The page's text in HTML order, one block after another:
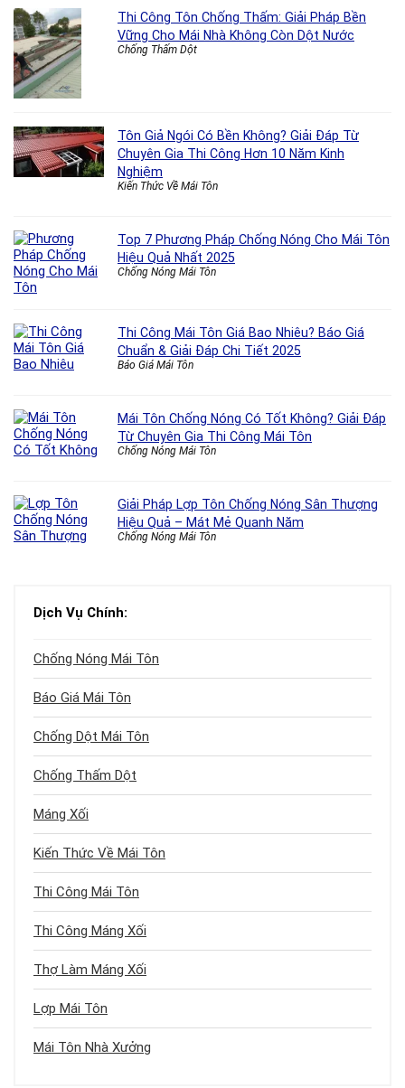
Thi Công Tôn Chống Thấm: Giải Pháp Bền
Vững Cho Mái Nhà Không Còn Dột Nước
Chống Thấm Dột
Tôn Giả Ngói Có Bền Không? Giải Đáp Từ
Chuyên Gia Thi Công Hơn 10 Năm Kinh
Nghiệm
Kiến Thức Về Mái Tôn
Top 7 Phương Pháp Chống Nóng Cho Mái Tôn
Hiệu Quả Nhất 2025
Chống Nóng Mái Tôn
Thi Công Mái Tôn Giá Bao Nhiêu? Báo Giá
Chuẩn & Giải Đáp Chi Tiết 2025
Báo Giá Mái Tôn
Mái Tôn Chống Nóng Có Tốt Không? Giải Đáp
Từ Chuyên Gia Thi Công Mái Tôn
Chống Nóng Mái Tôn
Giải Pháp Lợp Tôn Chống Nóng Sân Thượng
Hiệu Quả – Mát Mẻ Quanh Năm
Chống Nóng Mái Tôn
Dịch Vụ Chính:
Chống Nóng Mái Tôn
Báo Giá Mái Tôn
Chống Dột Mái Tôn
Chống Thấm Dột
Máng Xối
Kiến Thức Về Mái Tôn
Thi Công Mái Tôn
Thi Công Máng Xối
Thợ Làm Máng Xối
Lợp Mái Tôn
Mái Tôn Nhà Xưởng